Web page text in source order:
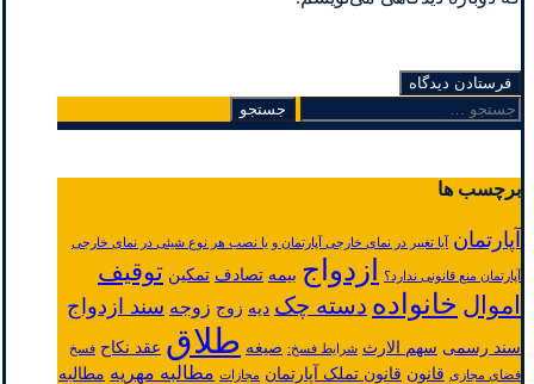
جستجو
برای:
برچسب ها
آپارتمان آیا تغییر در نمای خارجی آپارتمان و یا نصب هر نوع شیئی در نمای خارجی
آپارتمان منع قانونی ندارد؟ ازدواج بیمه تصادف تمکین توقیف
اموال خانواده دسته چک دیه زوج زوجه سند ازدواج
سند رسمی سهم الارث شرایط فسخ: صیغه طلاق عقد نکاح فسخ
فضای مجازی قانون قانون تملک آپارتمان مجازات مطالبه مهریه مطالبه